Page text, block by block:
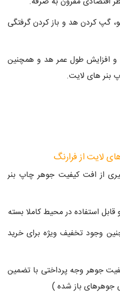
گپ کردن هد و باز کردن گرفتگی
و افزایش طول عمر هد و همچنین
بنر های لایت.
لایت از فرارنگ
از افت کیفیت جوهر چاپ بنر
استفاده در محیط کاملا بسته
وجود تخفیف ویژه برای خرید
جوهر وجه پرداختی با تضمین
جوهرهای باز شده )